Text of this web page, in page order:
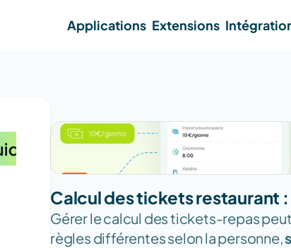
Applications Extensions
Calcul des tickets restaurant
Gérer le calcul des tickets-repas
règles différentes selon la personne,